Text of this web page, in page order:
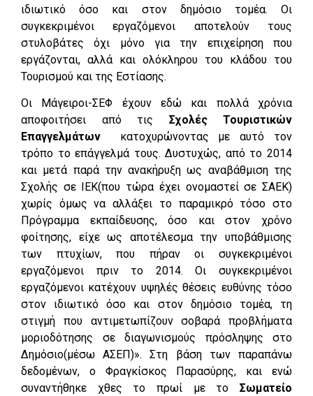
ιδιωτικό όσο και στον δημόσιο τομέα. Οι
συγκεκριμένοι εργαζόμενοι αποτελούν τους
στυλοβάτες όχι μόνο για την επιχείρηση που
εργάζονται, αλλά και ολόκληρου του κλάδου του
Τουρισμού και της Εστίασης.
Οι Μάγειροι-ΣΕΦ έχουν εδώ και πολλά χρόνια
αποφοιτήσει από τις Σχολές Τουριστικών
Επαγγελμάτων κατοχυρώνοντας με αυτό τον
τρόπο το επάγγελμά τους. Δυστυχώς, από το 2014
και μετά παρά την ανακήρυξη ως αναβάθμιση της
Σχολής σε ΙΕΚ(που τώρα έχει ονομαστεί σε ΣΑΕΚ)
χωρίς όμως να αλλάξει το παραμικρό τόσο στο
Πρόγραμμα εκπαίδευσης, όσο και στον χρόνο
φοίτησης, είχε ως αποτέλεσμα την υποβάθμισης
των πτυχίων, που πήραν οι συγκεκριμένοι
εργαζόμενοι πριν το 2014. Οι συγκεκριμένοι
εργαζόμενοι κατέχουν υψηλές θέσεις ευθύνης τόσο
στον ιδιωτικό όσο και στον δημόσιο τομέα, τη
στιγμή που αντιμετωπίζουν σοβαρά προβλήματα
μοριοδότησης σε διαγωνισμούς πρόσληψης στο
Δημόσιο(μέσω ΑΣΕΠ)». Στη βάση των παραπάνω
δεδομένων, ο Φραγκίσκος Παρασύρης, και ενώ
συναντήθηκε χθες το πρωί με το Σωματείο